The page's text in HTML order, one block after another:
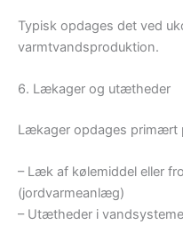
Typisk opdages det ved
varmtvandsproduktion.
6. Lækager og utætheder
Lækager opdages primært
– Læk af kølemiddel eller
(jordvarmeanlæg)
– Utætheder i